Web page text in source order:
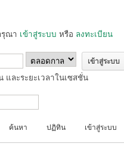
รุณา เข้าสู่ระบบ หรือ ลงทะเบียน
และระยะเวลาในเซสชั่น
ค้นหา ปฏิทิน เข้าสู่ระบบ